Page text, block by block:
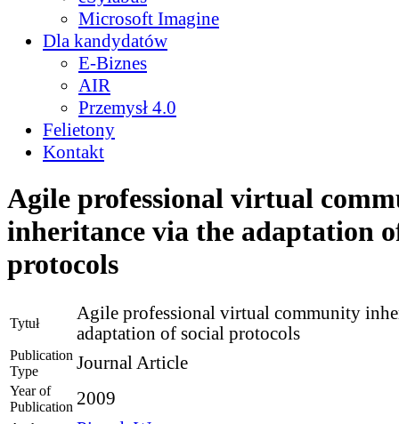
Microsoft Imagine
Dla kandydatów
E-Biznes
AIR
Przemysł 4.0
Felietony
Kontakt
Agile professional virtual
inheritance via the adaptation
protocols
Tytuł
Agile professional virtual community
adaptation of social protocols
Publication
Type
Journal Article
Year of
Publication 2009